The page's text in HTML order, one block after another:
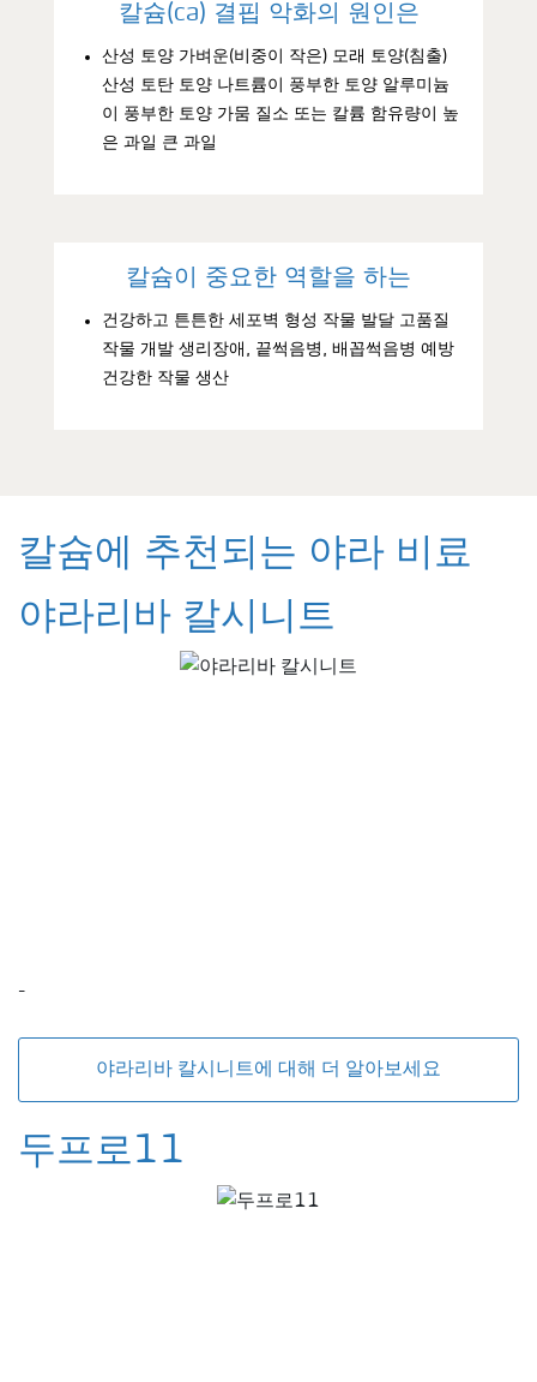
칼슘(ca) 결핍 악화의 원인은
산성 토양 가벼운(비중이 작은) 모래 토양(침출)
산성 토탄 토양 나트륨이 풍부한 토양 알루미늄
이 풍부한 토양 가뭄 질소 또는 칼륨 함유량이 높
은 과일 큰 과일
칼슘이 중요한 역할을 하는
건강하고 튼튼한 세포벽 형성 작물 발달 고품질
작물 개발 생리장애, 끝썩음병, 배꼽썩음병 예방
건강한 작물 생산
칼슘에 추천되는 야라 비료
야라리바 칼시니트
-
야라리바 칼시니트에 대해 더 알아보세요
두프로11